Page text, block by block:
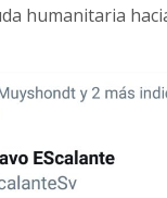
humanitaria